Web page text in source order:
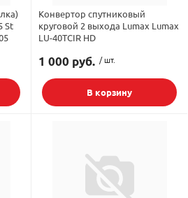
St
Конвертор спутниковый
круговой 2 выхода Lumax Lumax
LU-40TCIR HD
1 000 руб. / шт.
В корзину